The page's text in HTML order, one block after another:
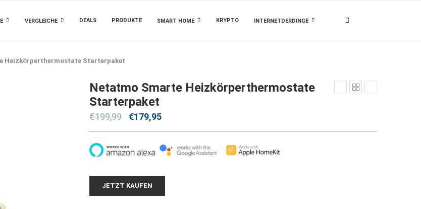
VERGLEICHE DEALS PRODUKTE SMART HOME KRYPTO INTERNETDERDINGE
Heizkörperthermostate Starterpaket
Netatmo Smarte Heizkörperthermostate
Starterpaket
€199,99 €179,95
JETZT KAUFEN